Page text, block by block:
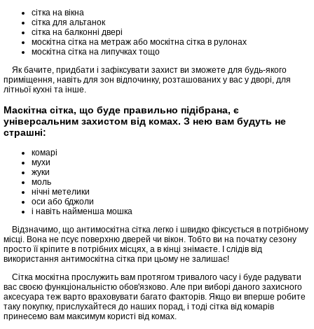
сітка на вікна
сітка для альтанок
сітка на балконні двері
москітна сітка на метраж або москітна сітка в рулонах
москітна сітка на липучках тощо
Як бачите, придбати і зафіксувати захист ви зможете для будь-якого
приміщення, навіть для зон відпочинку, розташованих у вас у дворі, для
літньої кухні та інше.
Маскітна сітка, що буде правильно підібрана, є
універсальним захистом від комах. З нею вам будуть не
страшні:
комарі
мухи
жуки
моль
нічні метелики
оси або бджоли
і навіть найменша мошка
Відзначимо, що антимоскітна сітка легко і швидко фіксується в потрібному
місці. Вона не псує поверхню дверей чи вікон. Тобто ви на початку сезону
просто її кріпите в потрібних місцях, а в кінці знімаєте. І слідів від
використання антимоскітна сітка при цьому не залишає!
Сітка москітна прослужить вам протягом тривалого часу і буде радувати
вас своєю функціональністю обов'язково. Але при виборі даного захисного
аксесуара теж варто враховувати багато факторів. Якщо ви вперше робите
таку покупку, прислухайтеся до наших порад, і тоді сітка від комарів
принесемо вам максимум користі від комах.